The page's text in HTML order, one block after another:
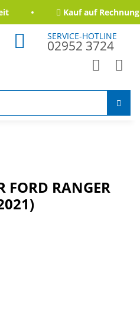
Kauf auf Rechnung
SERVICE-HOTLINE
02952 3724
FORD RANGER